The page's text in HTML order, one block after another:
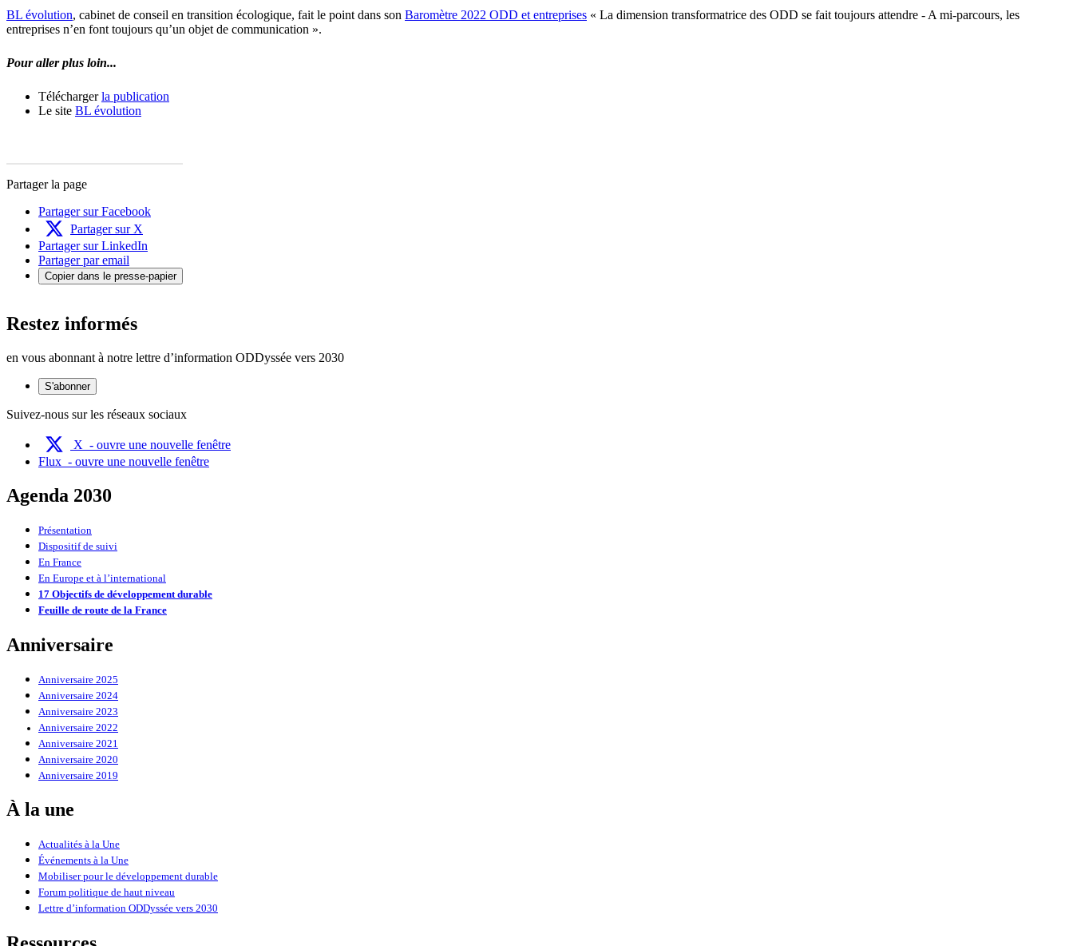
BL évolution, cabinet de conseil en transition écologique, fait le point dans son Baromètre 2022 ODD et entreprises « La dimension transformatrice des ODD se fait toujours attendre - A mi-parcours, les
entreprises n’en font toujours qu’un objet de communication ».
Pour aller plus loin...
Téléchargerla publication
Le site BL évolution
Partager la page
Partager sur Facebook
Partager sur X
Partager sur LinkedIn
Partager par email
Copier dans le presse-papier
Restez informés
en vous abonnant à notre lettre d’information ODDyssée vers 2030
S'abonner
Suivez-nous sur les réseaux sociaux
X - ouvre une nouvelle fenêtre
Flux - ouvre une nouvelle fenêtre
Agenda 2030
Présentation
Dispositif de suivi
En France
En Europe et à l’international
17 Objectifs de développement durable
Feuille de route de la France
Anniversaire
Anniversaire 2025
Anniversaire 2024
Anniversaire 2023
Anniversaire 2022
Anniversaire 2021
Anniversaire 2020
Anniversaire 2019
À la une
Actualités à la Une
Événements à la Une
Mobiliser pour le développement durable
Forum politique de haut niveau
Lettre d’information ODDyssée vers 2030